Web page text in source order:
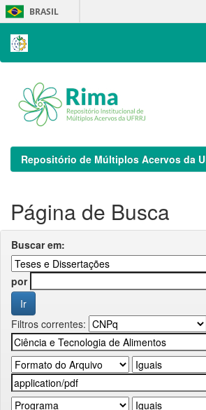
Skip
navigation
BRASIL
Repositório de Múltiplos Acervos da
Página de Busca
Buscar em:
por
Filtros correntes: